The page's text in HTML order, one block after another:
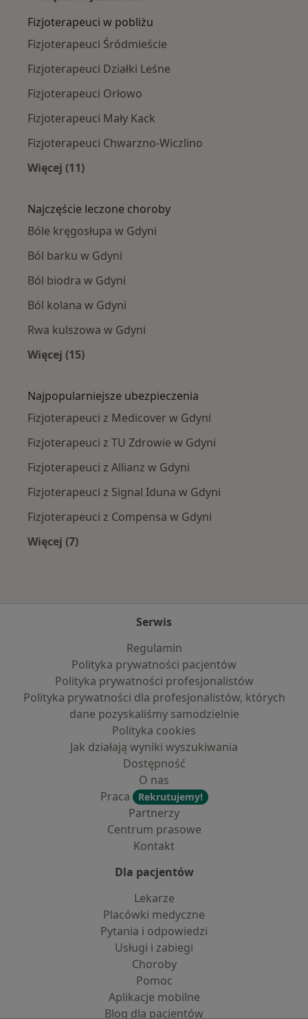
Fizjoterapeuci w pobliżu
Fizjoterapeuci Śródmieście
Fizjoterapeuci Działki Leśne
Fizjoterapeuci Orłowo
Fizjoterapeuci Mały Kack
Fizjoterapeuci Chwarzno-Wiczlino
Więcej (11)
Najczęście leczone choroby
Bóle kręgosłupa w Gdyni
Ból barku w Gdyni
Ból biodra w Gdyni
Ból kolana w Gdyni
Rwa kulszowa w Gdyni
Więcej (15)
Najpopularniejsze ubezpieczenia
Fizjoterapeuci z Medicover w Gdyni
Fizjoterapeuci z TU Zdrowie w Gdyni
Fizjoterapeuci z Allianz w Gdyni
Fizjoterapeuci z Signal Iduna w Gdyni
Fizjoterapeuci z Compensa w Gdyni
Więcej (7)
Serwis
Regulamin
Polityka prywatności pacjentów
Polityka prywatności profesjonalistów
Polityka prywatności dla profesjonalistów, których
dane pozyskaliśmy samodzielnie
Polityka cookies
Jak działają wyniki wyszukiwania
Dostępność
O nas
Praca
Rekrutujemy!
Partnerzy
Centrum prasowe
Kontakt
Dla pacjentów
Lekarze
Placówki medyczne
Pytania i odpowiedzi
Usługi i zabiegi
Choroby
Pomoc
Aplikacje mobilne
Blog dla pacjentów